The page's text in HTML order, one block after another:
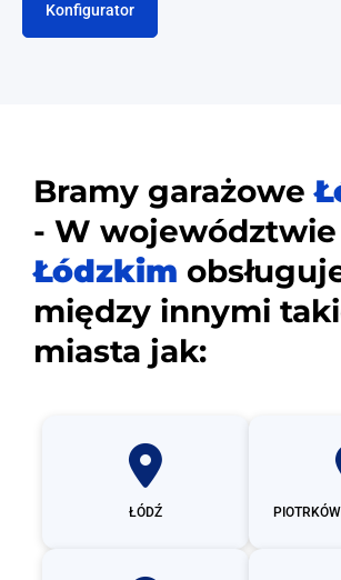
Konfigurator
Bramy garażowe
- W województwie
Łódzkim
między innymi
miasta jak:
ŁÓDŹ